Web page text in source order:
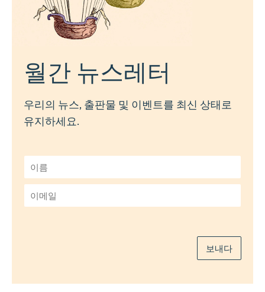
월간 뉴스레터
우리의 뉴스, 출판물 및 이벤트를 최신 상태로
유지하세요.
름
*
메
보내다